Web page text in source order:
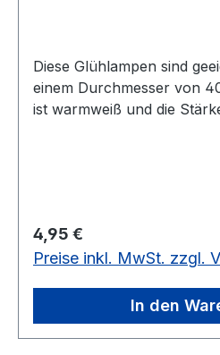
Diese Glühlampen sind
einem Durchmesser von
ist warmweiß und die
Regulärer Preis:
4,95 €
Preise inkl. MwSt. zzgl.
In den